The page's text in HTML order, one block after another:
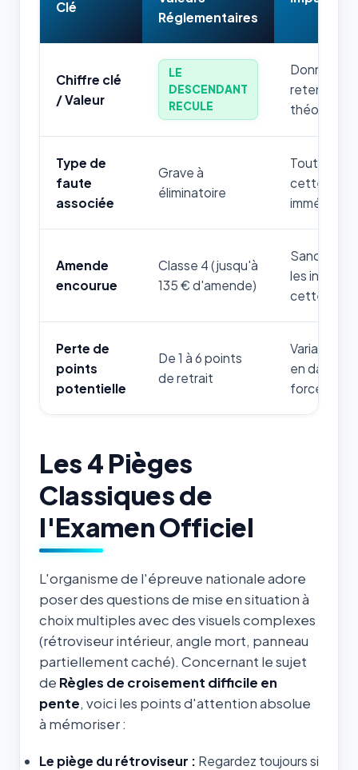
Clé
Réglementaires
Chiffre clé
/ Valeur
LE
DESCENDANT
RECULE
Donnée
retenir par
théorique.
Type de
faute
associée
Grave à
éliminatoire
Toute
cette
Amende
encourue
Classe 4 (jusqu'à
135 € d'amende)
Sanction
les
cette
Perte de
points
potentielle
De 1 à 6 points
de retrait
Variable
en danger
forces de
Les 4 Pièges
Classiques de
l'Examen Officiel
L'organisme de l'épreuve nationale adore
poser des questions de mise en situation à
choix multiples avec des visuels complexes
(rétroviseur intérieur, angle mort, panneau
partiellement caché). Concernant le sujet
de Règles de croisement difficile en
pente, voici les points d'attention absolue
à mémoriser :
Le piège du rétroviseur : Regardez toujours si